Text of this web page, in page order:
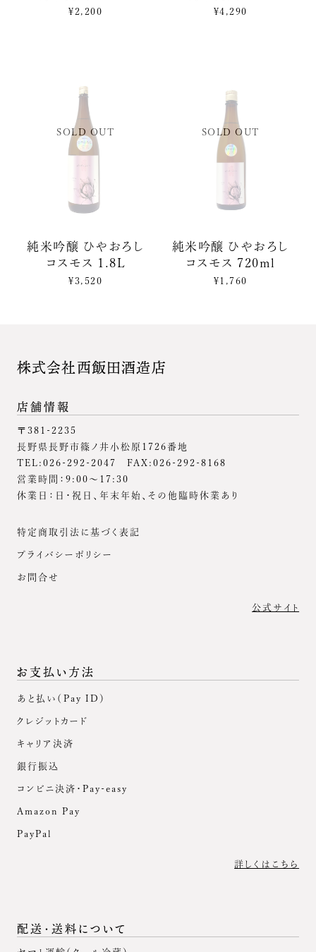
¥2,200 ¥4,290
SOLD OUT
純米吟醸 ひやおろし
コスモス 1.8L
¥3,520
SOLD OUT
純米吟醸 ひやおろし
コスモス 720ml
¥1,760
株式会社西飯田酒造店
店舗情報
〒381-2235
長野県長野市篠ノ井小松原1726番地
TEL:026-292-2047 FAX:026-292-8168
営業時間：9:00～17:30
休業日：日・祝日、年末年始、その他臨時休業あり
特定商取引法に基づく表記
プライバシーポリシー
お問合せ
公式サイト
お支払い方法
あと払い（Pay ID）
クレジットカード
キャリア決済
銀行振込
コンビニ決済・Pay-easy
Amazon Pay
PayPal
詳しくはこちら
配送・送料について